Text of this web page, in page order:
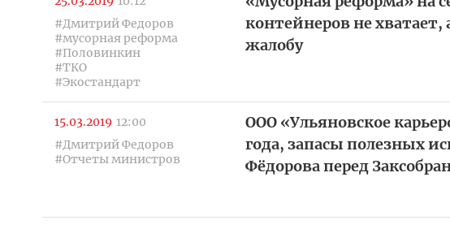
#Дмитрий Федоров
#мусорная реформа
#Половинкин
#ТКО
#Экостандарт
контейнеров не
жалобу
15.03.2019 12:00
#Дмитрий Федоров
#Отчеты министров
ООО «Ульяновское
года, запасы полезных
Фёдорова перед